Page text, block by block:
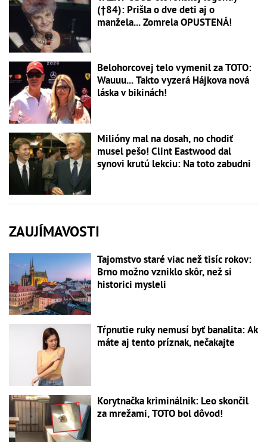
(†84): Prišla o dve deti aj o
manžela... Zomrela OPUSTENÁ!
Belohorcovej telo vymenil za TOTO:
Wauuu... Takto vyzerá Hájkova nová
láska v bikinách!
Milióny mal na dosah, no chodiť
musel pešo! Clint Eastwood dal
synovi krutú lekciu: Na toto zabudni
ZAUJÍMAVOSTI
Tajomstvo staré viac než tisíc rokov:
Brno možno vzniklo skôr, než si
historici mysleli
Tŕpnutie ruky nemusí byť banalita: Ak
máte aj tento príznak, nečakajte
Korytnačka kriminálnik: Leo skončil
za mrežami, TOTO bol dôvod!